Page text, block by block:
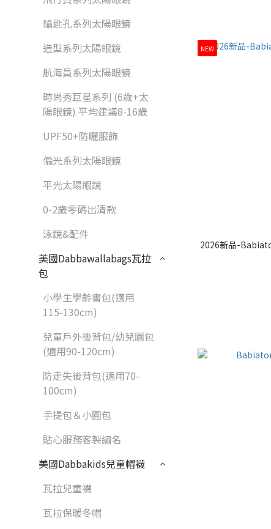
鑰匙孔系列太陽眼鏡
造型系列太陽眼鏡
航海員系列太陽眼鏡
時尚秀巨星系列 (6歲+太
陽眼鏡) 平均建議8-16歲
UPF50+防曬服飾
偏光系列太陽眼鏡
平光太陽眼鏡
0-2歲零碼出清款
泳鏡&配件
美國Dabbawallabags瓦拉
包
小學生學齡書包(適用
115-130cm)
兒童戶外後背包/幼兒園包
(適用90-120cm)
防走失後背包(適用70-
100cm)
手提包＆小圓包
貼心服務客製繡名
美國Dabbakids兒童帽襪
瓦拉兒童襪
瓦拉保暖冬帽
NEW
2026新品-Babiators鑰匙